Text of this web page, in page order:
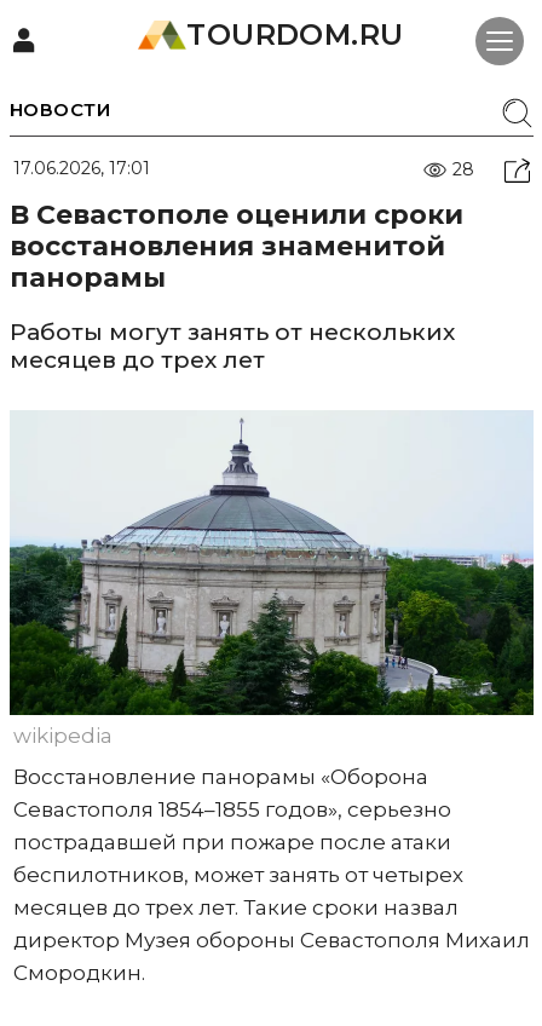
TOURDOM.RU
НОВОСТИ
17.06.2026, 17:01 28
В Севастополе оценили сроки
восстановления знаменитой
панорамы
Работы могут занять от нескольких
месяцев до трех лет
wikipedia
Восстановление панорамы «Оборона
Севастополя 1854–1855 годов», серьезно
пострадавшей при пожаре после атаки
беспилотников, может занять от четырех
месяцев до трех лет. Такие сроки назвал
директор Музея обороны Севастополя Михаил
Смородкин.